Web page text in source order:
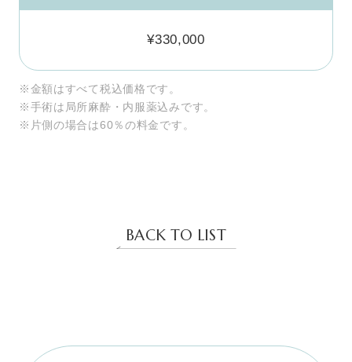
¥330,000
※金額はすべて税込価格です。
※手術は局所麻酔・内服薬込みです。
※片側の場合は60％の料金です。
BACK TO LIST